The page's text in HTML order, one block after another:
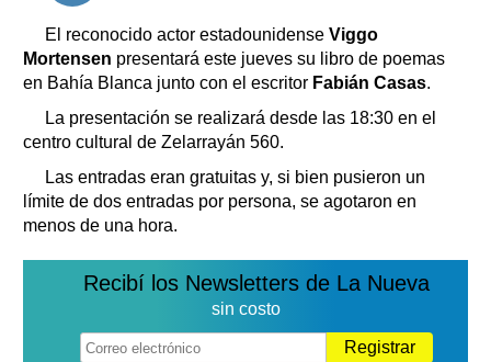
Suplementos
Servicios
Farmacias
Transportes
Loterías
Datos Útiles
Fúnebres
Teléfonos de urgencia
El reconocido actor estadounidense Viggo
Mortensen presentará este jueves su libro de poemas
en Bahía Blanca junto con el escritor Fabián Casas.
La presentación se realizará desde las 18:30 en el
centro cultural de Zelarrayán 560.
Las entradas eran gratuitas y, si bien pusieron un
límite de dos entradas por persona, se agotaron en
menos de una hora.
Recibí los Newsletters de La Nueva
sin costo
Registrar